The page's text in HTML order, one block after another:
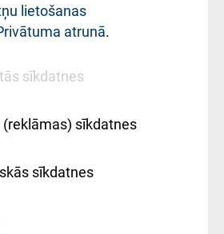
lietošanas
atrunā.
sīkdatnes
(reklāmas) sīkdatnes
sīkdatnes